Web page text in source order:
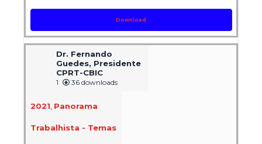
Download
Dr. Fernando
Guedes, Presidente
CPRT-CBIC
1 36 downloads
2021 Panorama
Trabalhista - Temas